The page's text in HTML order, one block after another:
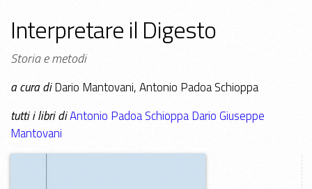
Interpretare il Digesto
Storia e metodi
a cura diDario Mantovani, Antonio Padoa Schioppa
tutti i libri diAntonio Padoa SchioppaDario Giuseppe
Mantovani